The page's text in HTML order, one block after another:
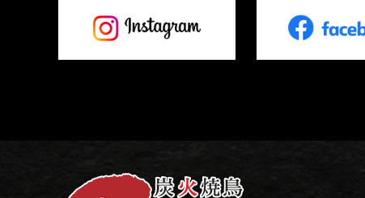
・入力フォームその他当社が
(2) ユーザーが本サービスの利
だく情報
・当該外部サービスでユーザ
・その他当該外部サービスの
(3) ユーザーが本サービスを利